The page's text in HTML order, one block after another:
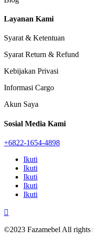
Layanan Kami
Syarat & Ketentuan
Syarat Return & Refund
Kebijakan Privasi
Informasi Cargo
Akun Saya
Sosial Media Kami
+6822-1654-4898
Ikuti
Ikuti
Ikuti
Ikuti
Ikuti

©2023 Fazamebel All rights